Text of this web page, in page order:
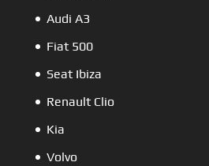
Audi A3
Fiat 500
Seat Ibiza
Renault Clio
Kia
Volvo